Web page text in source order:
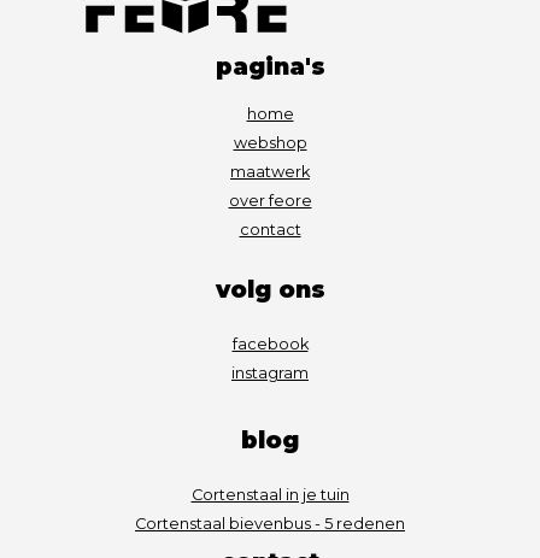
pagina's
home
webshop
maatwerk
over feore
contact
volg ons
facebook
instagram
blog
Cortenstaal in je tuin
Cortenstaal bievenbus - 5 redenen